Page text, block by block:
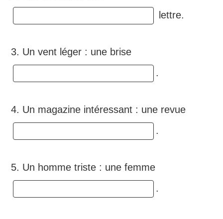
lettre.
3. Un vent léger : une brise
.
4. Un magazine intéressant : une revue
.
5. Un homme triste : une femme
.